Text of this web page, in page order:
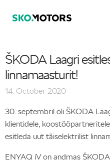
ŠKODA Laagri
linnamaasturit!
14. October 2020
30. septembril oli ŠKODA
klientidele,
esitleda uut täiselektrilist
ENYAQ iV on andmas